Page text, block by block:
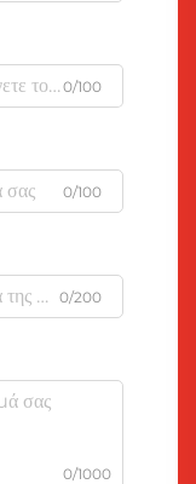
0/100
0/100
0/200
0/1000